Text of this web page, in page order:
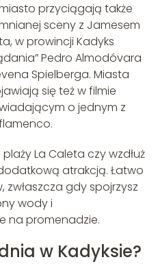
przyciągają także
sceny z Jamesem
w prowincji Kadyks
Pedro Almodóvara
Spielberga. Miasta
się też w filmie
o jednym z
La Caleta czy wzdłuż
atrakcją. Łatwo
gdy spojrzysz
wody i
na promenadzie.
w Kadyksie?